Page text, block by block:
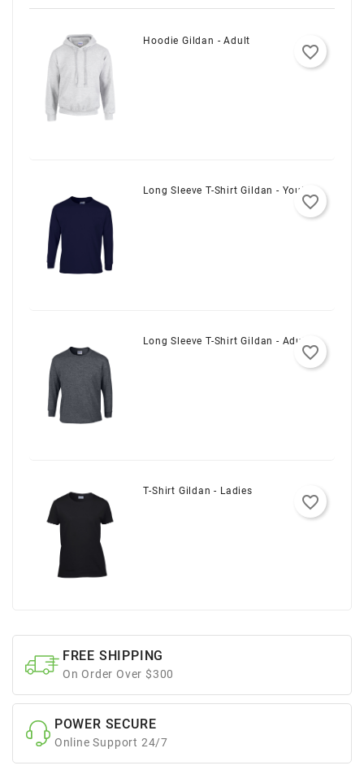
Hoodie Gildan - Adult
favorite_border
Long Sleeve T-Shirt Gildan - Youth
favorite_border
Long Sleeve T-Shirt Gildan - Adult
favorite_border
T-Shirt Gildan - Ladies
favorite_border
FREE SHIPPING
On Order Over $300
POWER SECURE
Online Support 24/7